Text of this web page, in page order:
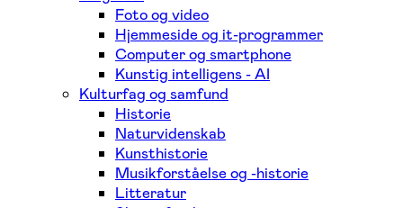
Foto og video
Hjemmeside og it-programmer
Computer og smartphone
Kunstig intelligens - AI
Kulturfag og samfund
Historie
Naturvidenskab
Kunsthistorie
Musikforståelse og -historie
Litteratur